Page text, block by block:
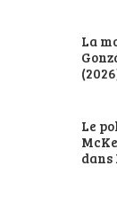
La
Le
dans